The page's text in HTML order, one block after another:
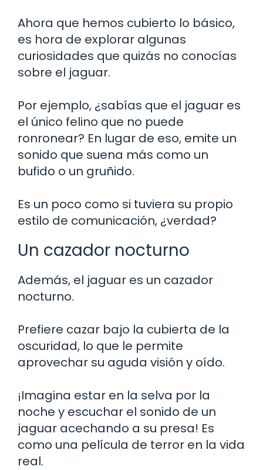
Ahora que hemos cubierto lo básico,
es hora de explorar algunas
curiosidades que quizás no conocías
sobre el jaguar.
Por ejemplo, ¿sabías que el jaguar es
el único felino que no puede
ronronear? En lugar de eso, emite un
sonido que suena más como un
bufido o un gruñido.
Es un poco como si tuviera su propio
estilo de comunicación, ¿verdad?
Un cazador nocturno
Además, el jaguar es un cazador
nocturno.
Prefiere cazar bajo la cubierta de la
oscuridad, lo que le permite
aprovechar su aguda visión y oído.
¡Imagina estar en la selva por la
noche y escuchar el sonido de un
jaguar acechando a su presa! Es
como una película de terror en la vida
real.